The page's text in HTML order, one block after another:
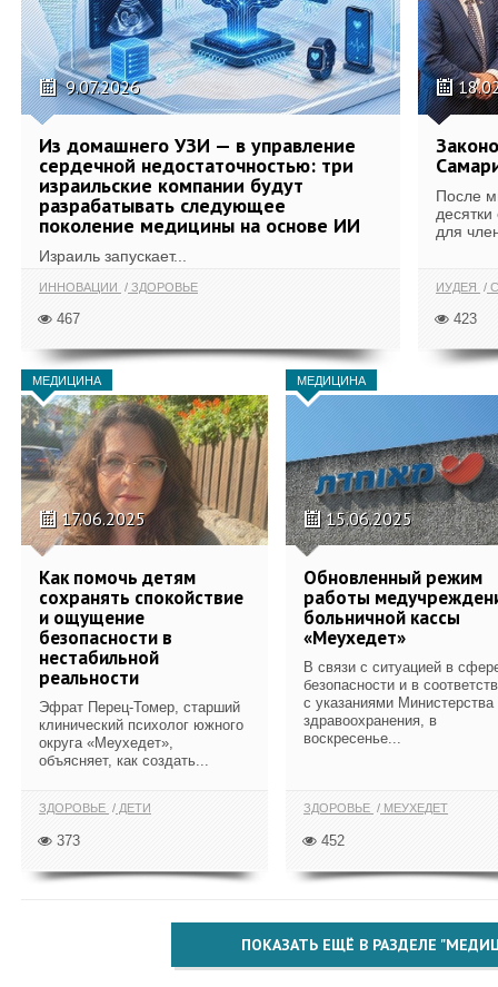
9.07.2026
Из домашнего УЗИ — в управление
сердечной недостаточностью: три
израильские компании будут
разрабатывать следующее
поколение медицины на основе ИИ
Израиль запускает...
ИННОВАЦИИ ЗДОРОВЬЕ
467
После
для
ИУДЕЯ
423
МЕДИЦИНА
17.06.2025
Как помочь детям
сохранять спокойствие
и ощущение
безопасности в
нестабильной
реальности
Эфрат Перец-Томер, старший
клинический психолог южного
округа «Меухедет»,
объясняет, как создать...
ЗДОРОВЬЕ ДЕТИ
373
МЕДИЦИНА
15.06.2025
Обновленный режим
работы
больничной кассы
«Меухедет»
В связи с ситуацией в
безопасности и в
с указаниями Министерства
здравоохранения, в
воскресенье...
ЗДОРОВЬЕ МЕУХЕДЕТ
452
ПОКАЗАТЬ ЕЩЁ В РАЗДЕЛЕ